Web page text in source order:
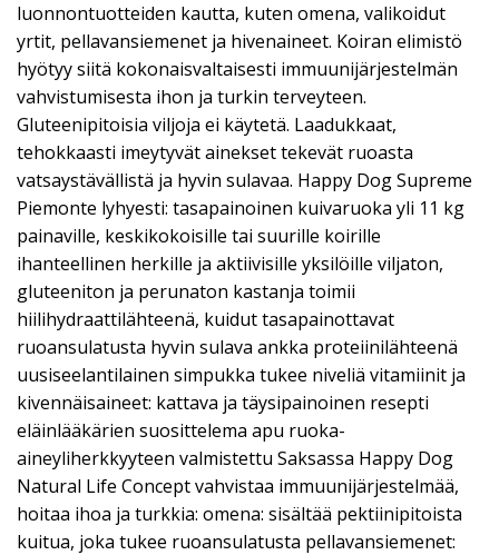
luonnontuotteiden kautta, kuten omena, valikoidut
yrtit, pellavansiemenet ja hivenaineet. Koiran elimistö
hyötyy siitä kokonaisvaltaisesti immuunijärjestelmän
vahvistumisesta ihon ja turkin terveyteen.
Gluteenipitoisia viljoja ei käytetä. Laadukkaat,
tehokkaasti imeytyvät ainekset tekevät ruoasta
vatsaystävällistä ja hyvin sulavaa. Happy Dog Supreme
Piemonte lyhyesti: tasapainoinen kuivaruoka yli 11 kg
painaville, keskikokoisille tai suurille koirille
ihanteellinen herkille ja aktiivisille yksilöille viljaton,
gluteeniton ja perunaton kastanja toimii
hiilihydraattilähteenä, kuidut tasapainottavat
ruoansulatusta hyvin sulava ankka proteiinilähteenä
uusiseelantilainen simpukka tukee niveliä vitamiinit ja
kivennäisaineet: kattava ja täysipainoinen resepti
eläinlääkärien suosittelema apu ruoka-
aineyliherkkyyteen valmistettu Saksassa Happy Dog
Natural Life Concept vahvistaa immuunijärjestelmää,
hoitaa ihoa ja turkkia: omena: sisältää pektiinipitoista
kuitua, joka tukee ruoansulatusta pellavansiemenet: